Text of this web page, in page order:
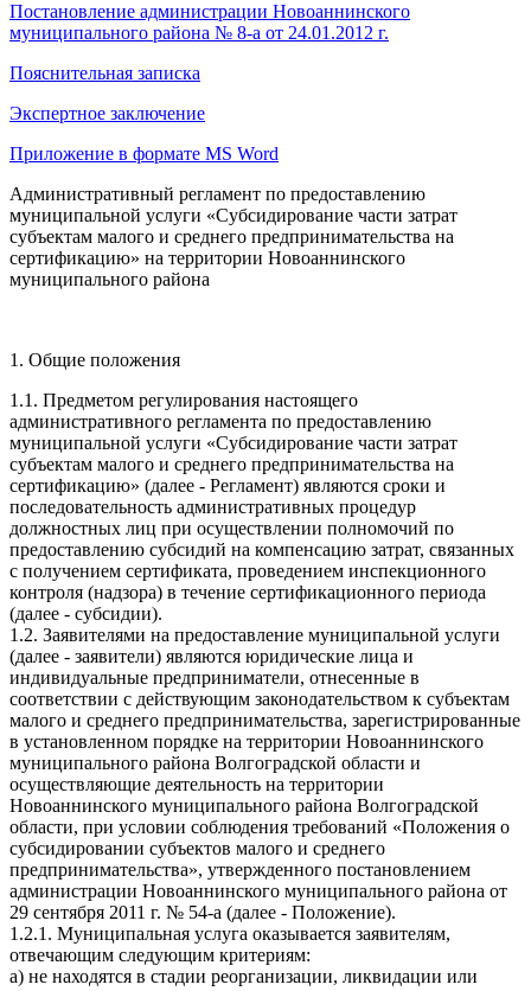
Постановление администрации Новоаннинского
муниципального района № 8-а от 24.01.2012 г.
Пояснительная записка
Экспертное заключение
Приложение в формате MS Word
Административный регламент по предоставлению
муниципальной услуги «Субсидирование части затрат
субъектам малого и среднего предпринимательства на
сертификацию» на территории Новоаннинского
муниципального района
1. Общие положения
1.1. Предметом регулирования настоящего
административного регламента по предоставлению
муниципальной услуги «Субсидирование части затрат
субъектам малого и среднего предпринимательства на
сертификацию» (далее - Регламент) являются сроки и
последовательность административных процедур
должностных лиц при осуществлении полномочий по
предоставлению субсидий на компенсацию затрат, связанных
с получением сертификата, проведением инспекционного
контроля (надзора) в течение сертификационного периода
(далее - субсидии).
1.2. Заявителями на предоставление муниципальной услуги
(далее - заявители) являются юридические лица и
индивидуальные предприниматели, отнесенные в
соответствии с действующим законодательством к субъектам
малого и среднего предпринимательства, зарегистрированные
в установленном порядке на территории Новоаннинского
муниципального района Волгоградской области и
осуществляющие деятельность на территории
Новоаннинского муниципального района Волгоградской
области, при условии соблюдения требований «Положения о
субсидировании субъектов малого и среднего
предпринимательства», утвержденного постановлением
администрации Новоаннинского муниципального района от
29 сентября 2011 г. № 54-а (далее - Положение).
1.2.1. Муниципальная услуга оказывается заявителям,
отвечающим следующим критериям:
а) не находятся в стадии реорганизации, ликвидации или